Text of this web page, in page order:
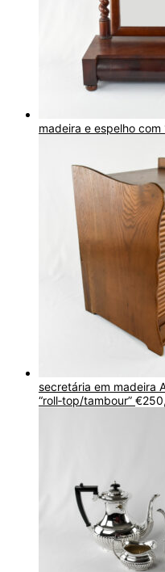
madeira e espelho
secretária em madeira
“roll‑top/tambour” €